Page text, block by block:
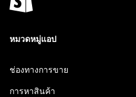
หมวดหมู่แอป
ช่องทางการขาย
การหาสินค้า